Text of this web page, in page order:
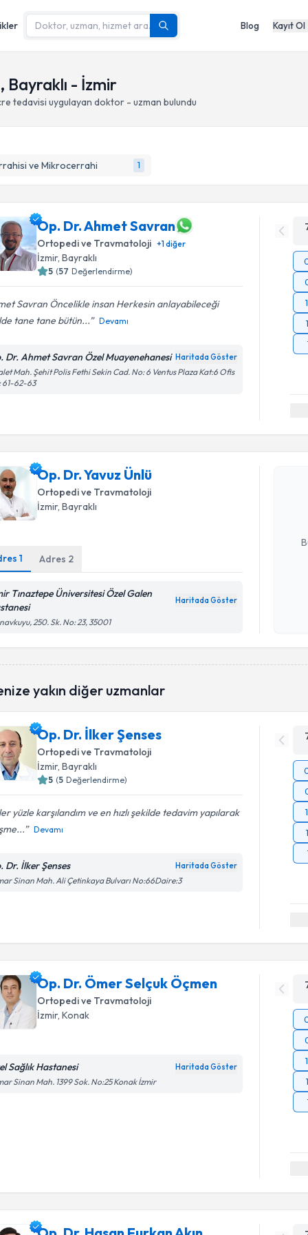
Blog Kayıt Ol
Bayraklı - İzmir
tedavisi uygulayan doktor - uzman bulundu
ve Mikrocerrahi 1
Op. Dr. Ahmet Savran
Ortopedi ve Travmatoloji +1diğer
İzmir, Bayraklı
5 (57 Değerlendirme)
Savran Öncelikle insan Herkesin anlayabileceği
tane tane bütün...
Devamı
Dr. Ahmet Savran Özel Muayenehanesi Haritada Göster
Mah. Şehit Polis Fethi Sekin Cad. No: 6 Ventus Plaza Kat:6 Ofis
61-62-63
Op. Dr. Yavuz Ünlü
Ortopedi ve Travmatoloji
İzmir, Bayraklı
1 Adres 2
Tınaztepe Üniversitesi Özel Galen
Haritada Göster
250. Sk. No: 23, 35001
Op. Dr.
yakın diğer uzmanlar
Op. Dr. İlker Şenses
Ortopedi ve Travmatoloji
İzmir, Bayraklı
5 (5 Değerlendirme)
yüzle karşılandım ve en hızlı şekilde tedavim yapılarak
Devamı
Dr. İlker Şenses Haritada Göster
Sinan Mah. Ali Çetinkaya Bulvarı No:66Daire:3
Op. Dr. Ömer Selçuk Öçmen
Ortopedi ve Travmatoloji
İzmir, Konak
Sağlık Hastanesi Haritada Göster
Sinan Mah. 1399 Sok. No:25 Konak İzmir